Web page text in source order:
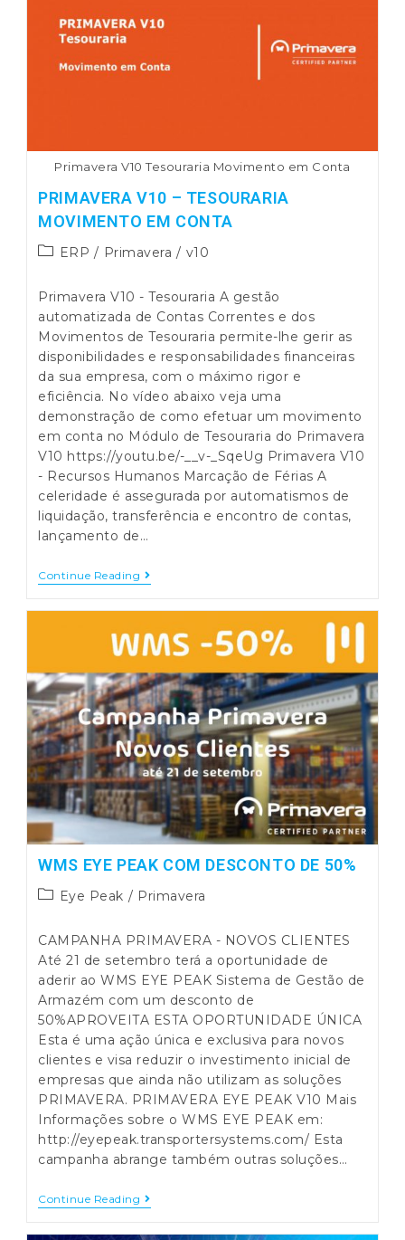
Gestão
Capital
Primavera V10 Tesouraria Movimento em Conta
PRIMAVERA V10 – TESOURARIA
MOVIMENTO EM CONTA
PostERP / Primavera / v10
Primavera V10 - Tesouraria A gestão
automatizada de Contas Correntes e dos
Movimentos de Tesouraria permite-lhe gerir as
disponibilidades e responsabilidades financeiras
da sua empresa, com o máximo rigor e
eficiência. No vídeo abaixo veja uma
demonstração de como efetuar um movimento
em conta no Módulo de Tesouraria do Primavera
V10 https://youtu.be/-__v-_SqeUg Primavera V10
- Recursos Humanos Marcação de Férias A
celeridade é assegurada por automatismos de
liquidação, transferência e encontro de contas,
lançamento de…
Continue Reading Primavera
V10
Movimento
Em
Conta
WMS EYE PEAK COM DESCONTO DE 50%
PostEye Peak / Primavera
CAMPANHA PRIMAVERA - NOVOS CLIENTES
Até 21 de setembro terá a oportunidade de
aderir ao WMS EYE PEAK Sistema de Gestão de
Armazém com um desconto de
50%APROVEITA ESTA OPORTUNIDADE ÚNICA
Esta é uma ação única e exclusiva para novos
clientes e visa reduzir o investimento inicial de
empresas que ainda não utilizam as soluções
PRIMAVERA. PRIMAVERA EYE PEAK V10 Mais
Informações sobre o WMS EYE PEAK em:
http://eyepeak.transportersystems.com/ Esta
campanha abrange também outras soluções…
Continue Reading WMS
EYE